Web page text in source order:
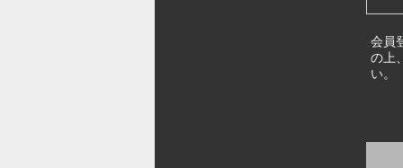
会員
の上
い。